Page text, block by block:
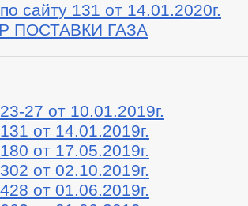
сайту 131 от 14.01.2020г.
ПОСТАВКИ ГАЗА
27 от 10.01.2019г.
от 14.01.2019г.
от 17.05.2019г.
от 02.10.2019г.
от 01.06.2019г.